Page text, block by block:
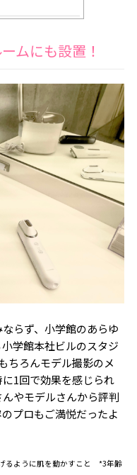
ムにも設置！
らず、小学館のあらゆ
学館本社ビルのスタジ
ちろんモデル撮影のメ
1回で効果を感じられ
やモデルさんから評判
プロもご満悦だったよ
るように肌を動かすこと *3年齢